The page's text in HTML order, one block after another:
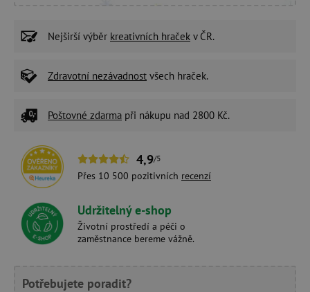
Nejširší výběr kreativních hraček v ČR.
Zdravotní nezávadnost všech hraček.
Poštovné zdarma při nákupu nad 2800 Kč.
4,9/5
Přes 10 500 pozitivních recenzí
Udržitelný e-shop
Životní prostředí a péči o
zaměstnance bereme vážně.
Potřebujete poradit?